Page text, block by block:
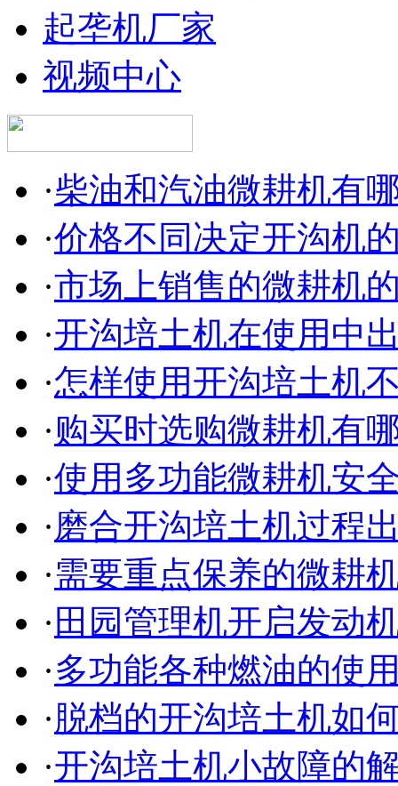
起垄机厂家
视频中心
·柴油和汽油微耕机有
·价格不同决定开沟机
·市场上销售的微耕机
·开沟培土机在使用中
·怎样使用开沟培土机
·购买时选购微耕机有
·使用多功能微耕机安
·磨合开沟培土机过程
·需要重点保养的微耕
· 田园管理机开启发动
·多功能各种燃油的使
·脱档的开沟培土机如
·开沟培土机小故障的